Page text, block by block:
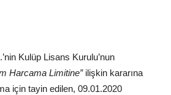
Kulüp Lisans Kurulu’nun
Harcama Limitine”ilişkin kararına
için tayin edilen, 09.01.2020